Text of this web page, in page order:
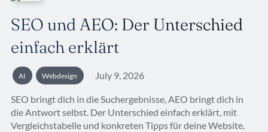
SEO und AEO: Der Unterschied
einfach erklärt
AI Webdesign July 9, 2026
SEO bringt dich in die Suchergebnisse, AEO bringt dich in
die Antwort selbst. Der Unterschied einfach erklärt, mit
Vergleichstabelle und konkreten Tipps für deine Website.